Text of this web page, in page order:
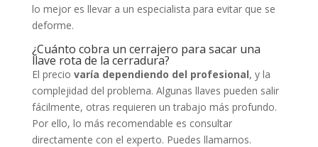
lo mejor es llevar a un especialista para evitar que se
deforme.
¿Cuánto cobra un cerrajero para sacar una
llave rota de la cerradura?
El precio varía dependiendo del profesional, y la
complejidad del problema. Algunas llaves pueden salir
fácilmente, otras requieren un trabajo más profundo.
Por ello, lo más recomendable es consultar
directamente con el experto. Puedes llamarnos.